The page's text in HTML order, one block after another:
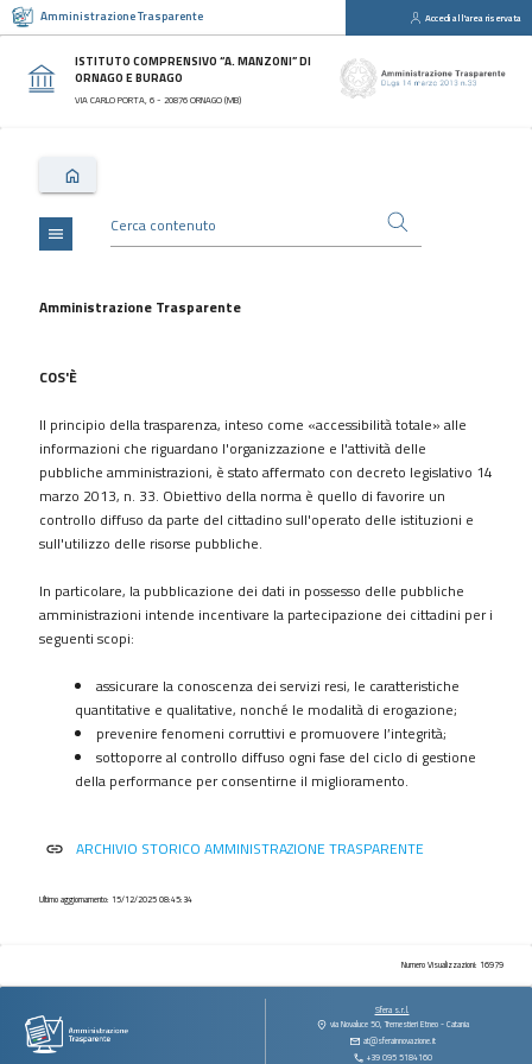
Amministrazione Trasparente Accedi all'area riservata
ISTITUTO COMPRENSIVO “A. MANZONI” DI
ORNAGO E BURAGO
VIA CARLO PORTA, 6 - 20876 ORNAGO (MB)
Sezioni
Disposizioni
Generali
Consulenti
collaboratori
Bandi
Performance
Enti
controllati
Attività
e
procedimenti
Controlli
sulle
contratti
contributi
vantaggi
immobili
e
menu
Amministrazione Trasparente
COS'È
Il principio della trasparenza, inteso come «accessibilità totale» alle
informazioni che riguardano l'organizzazione e l'attività delle
pubbliche amministrazioni, è stato affermato con decreto legislativo 14
marzo 2013, n. 33. Obiettivo della norma è quello di favorire un
controllo diffuso da parte del cittadino sull'operato delle istituzioni e
sull'utilizzo delle risorse pubbliche.
In particolare, la pubblicazione dei dati in possesso delle pubbliche
amministrazioni intende incentivare la partecipazione dei cittadini per i
seguenti scopi:
assicurare la conoscenza dei servizi resi, le caratteristiche
quantitative e qualitative, nonché le modalità di erogazione;
prevenire fenomeni corruttivi e promuovere l’integrità;
sottoporre al controllo diffuso ogni fase del ciclo di gestione
della performance per consentirne il miglioramento.
link ARCHIVIO STORICO AMMINISTRAZIONE TRASPARENTE
Ultimo aggiornamento: 15/12/2025 08:45:34
Numero Visualizzazioni: 16979
Sfera s.r.l.
via Novaluce 50, Tremestieri Etneo - Catania
at@sferainnovazione.it
+39 095 5184160